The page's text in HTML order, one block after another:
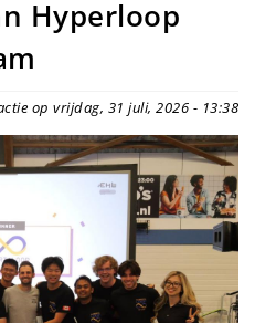
Hyperloop
op vrijdag, 31 juli, 2026 - 13:38